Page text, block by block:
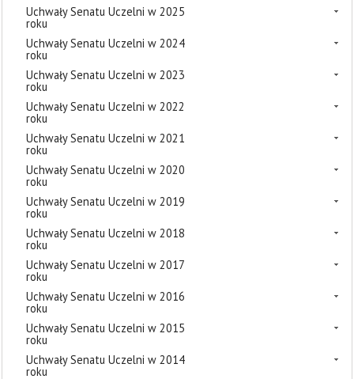
Uchwały Senatu Uczelni w 2025
roku
Uchwały Senatu Uczelni w 2024
roku
Uchwały Senatu Uczelni w 2023
roku
Uchwały Senatu Uczelni w 2022
roku
Uchwały Senatu Uczelni w 2021
roku
Uchwały Senatu Uczelni w 2020
roku
Uchwały Senatu Uczelni w 2019
roku
Uchwały Senatu Uczelni w 2018
roku
Uchwały Senatu Uczelni w 2017
roku
Uchwały Senatu Uczelni w 2016
roku
Uchwały Senatu Uczelni w 2015
roku
Uchwały Senatu Uczelni w 2014
roku